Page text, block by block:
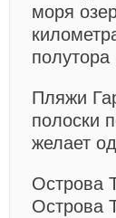
моря
Пляжи
полоски
желает
Острова
Острова